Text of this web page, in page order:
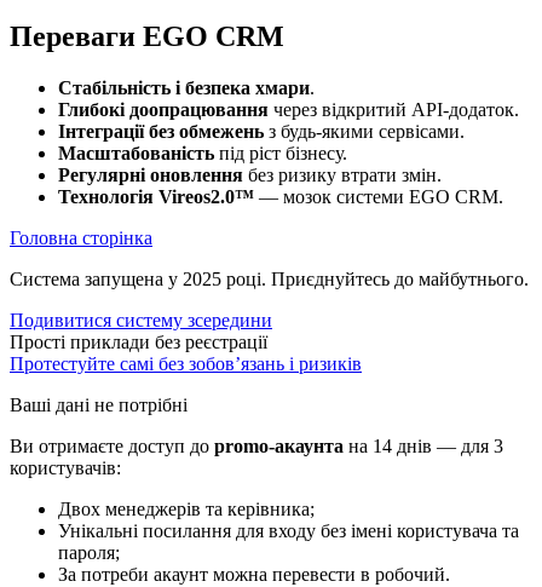
Переваги EGO CRM
Стабільність і безпека хмари.
Глибокі доопрацювання через відкритий API-додаток.
Інтеграції без обмежень з будь-якими сервісами.
Масштабованість під ріст бізнесу.
Регулярні оновлення без ризику втрати змін.
Технологія Vireos2.0™ — мозок системи EGO CRM.
Головна сторінка
Система запущена у 2025 році. Приєднуйтесь до майбутнього.
Подивитися систему зсередини
Прості приклади без реєстрації
Протестуйте самі без зобовʼязань і ризиків
Ваші дані не потрібні
Ви отримаєте доступ до promo‑акаунта на 14 днів — для 3
користувачів:
Двох менеджерів та керівника;
Унікальні посилання для входу без імені користувача та
пароля;
За потреби акаунт можна перевести в робочий.